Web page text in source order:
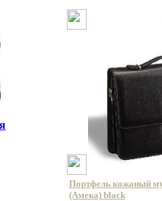
Портфель кожаный
(Амека) black